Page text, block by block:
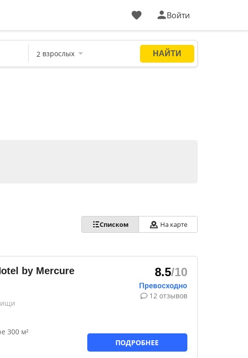
Войти
Списком На карте
by Mercure
300 м²
8.5/10
12 отзывов
ПОДРОБНЕЕ